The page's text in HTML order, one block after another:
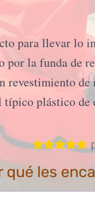
para llevar lo
por la funda de
revestimiento de
típico plástico de
les